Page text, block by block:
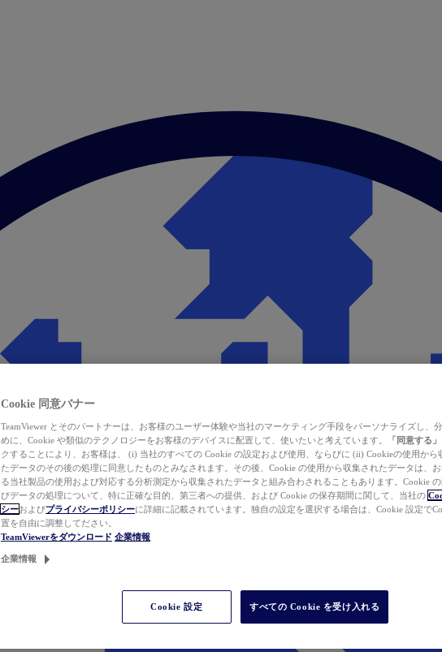
Cookie 同意バナー
TeamViewer とそのパートナーは、お客様のユーザー体験や当社のマーケティング手段をパーソナライズし、
めに、Cookie や類似のテクノロジーをお客様のデバイスに配置して、使いたいと考えています。
「同意する」
クすることにより、お客様は、 (i) 当社のすべての Cookie の設定および使用、ならびに (ii) Cookieの使用から
たデータのその後の処理に同意したものとみなされます。その後、Cookie の使用から収集されたデータは、お
る当社製品の使用および対応する分析測定から収集されたデータと組み合わされることもあります。Cookie の
びデータの処理について、特に正確な目的、第三者への提供、および Cookie の保存期間に関して、当社の
シーおよびプライバシーポリシーに詳細に記載されています。独自の設定を選択する場合は、Cookie 設定で
置を自由に調整してださい。
TeamViewerをダウンロード 企業情報
企業情報
Cookie 設定 すべての Cookie を受け入れる